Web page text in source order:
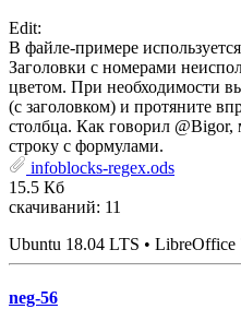
Edit:
В файле-примере
Заголовки с номерами
цветом. При необходимости
(с заголовком) и протяните
столбца. Как говорил
строку с формулами.
infoblocks-regex.ods
15.5 Кб
скачиваний: 11
Ubuntu 18.04 LTS • LibreOffice
neg-56